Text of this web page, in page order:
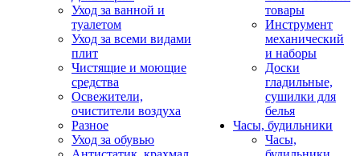
Уход за ванной и
туалетом
Уход за всеми видами
плит
Чистящие и моющие
средства
Освежители,
очистители воздуха
Разное
Уход за обувью
товары
Инструмент
механический
и наборы
Доски
гладильные,
сушилки для
белья
Часы, будильники
Часы,